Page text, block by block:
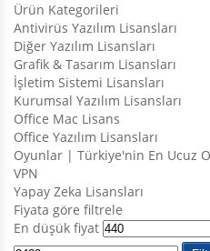
Ürün Kategorileri
Antivirüs Yazılım Lisansları
Diğer Yazılım Lisansları
Grafik & Tasarım Lisansları
İşletim Sistemi Lisansları
Kurumsal Yazılım Lisansları
Office Mac Lisans
Office Yazılım Lisansları
Oyunlar | Türkiye'nin En Ucuz
VPN
Yapay Zeka Lisansları
Fiyata göre filtrele
En düşük fiyat